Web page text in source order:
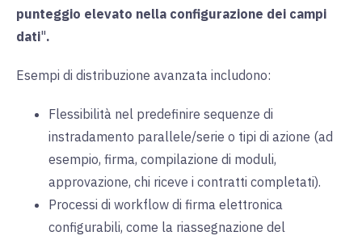
punteggio elevato nella configurazione dei campi
dati".
Esempi di distribuzione avanzata includono:
Flessibilità nel predefinire sequenze di
instradamento parallele/serie o tipi di azione (ad
esempio, firma, compilazione di moduli,
approvazione, chi riceve i contratti completati).
Processi di workflow di firma elettronica
configurabili, come la riassegnazione del